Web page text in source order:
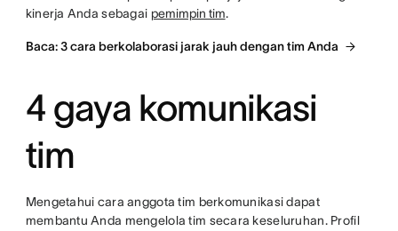
kinerja Anda sebagai pemimpin tim.
Baca: 3 cara berkolaborasi jarak jauh dengan tim Anda
4 gaya komunikasi
tim
Mengetahui cara anggota tim berkomunikasi dapat
membantu Anda mengelola tim secara keseluruhan. Profil